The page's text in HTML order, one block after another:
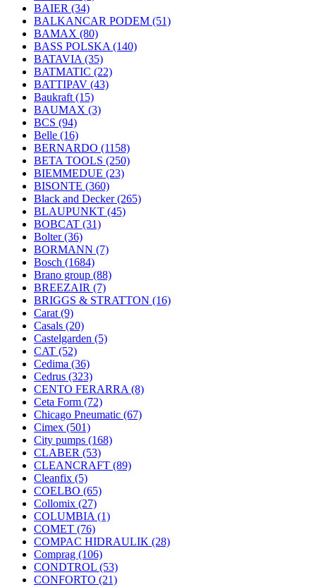
BAIER (34)
BALKANCAR PODEM (51)
BAMAX (80)
BASS POLSKA (140)
BATAVIA (35)
BATMATIC (22)
BATTIPAV (43)
Baukraft (15)
BAUMAX (3)
BCS (94)
Belle (16)
BERNARDO (1158)
BETA TOOLS (250)
BIEMMEDUE (23)
BISONTE (360)
Black and Decker(265)
BLAUPUNKT (45)
BOBCAT (31)
Bolter(36)
BORMANN (7)
Bosch (1684)
Brano group (88)
BREEZAIR (7)
BRIGGS & STRATTON (16)
Carat (9)
Casals (20)
Castelgarden (5)
CAT (52)
Cedima (36)
Cedrus (323)
CENTO FERARRA (8)
Ceta Form (72)
Chicago Pneumatic (67)
Cimex (501)
City pumps (168)
CLABER (53)
CLEANCRAFT (89)
Cleanfix (5)
COELBO (65)
Collomix (27)
COLUMBIA (1)
COMET (76)
COMPAC HIDRAULIK (28)
Comprag (106)
CONDTROL (53)
CONFORTO (21)